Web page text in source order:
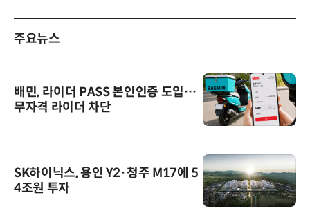
주요뉴스
배민, 라이더 PASS 본인인증 도입…
무자격 라이더 차단
SK하이닉스, 용인 Y2·청주 M17에 5
4조원 투자